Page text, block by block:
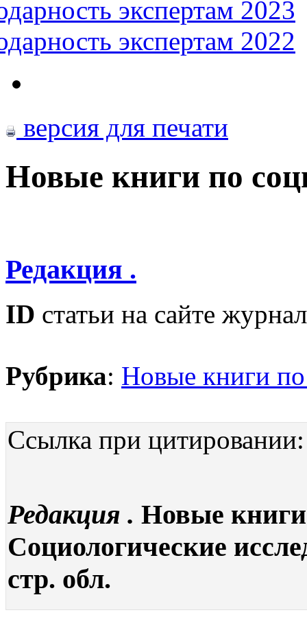
экспертам 2023
экспертам 2022
версия для печати
Новые книги по
Редакция .
ID статьи на сайте
Рубрика: Новые книги
Ссылка при цитировании:
Редакция . Новые
Социологические
стр. обл.